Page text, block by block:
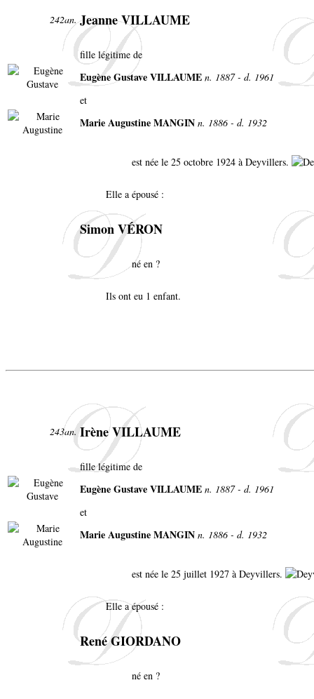
242an. Jeanne VILLAUME
fille légitime de
Eugène Gustave VILLAUME n. 1887 - d. 1961
et
Marie Augustine MANGIN n. 1886 - d. 1932
est née le 25 octobre 1924 à Deyvillers.
Elle a épousé :
Simon VÉRON
né en ?
Ils ont eu 1 enfant.
243an. Irène VILLAUME
fille légitime de
Eugène Gustave VILLAUME n. 1887 - d. 1961
et
Marie Augustine MANGIN n. 1886 - d. 1932
est née le 25 juillet 1927 à Deyvillers.
Elle a épousé :
René GIORDANO
né en ?